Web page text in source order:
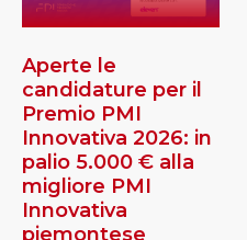
Aperte le
candidature per il
Premio PMI
Innovativa 2026: in
palio 5.000 € alla
migliore PMI
Innovativa
piemontese